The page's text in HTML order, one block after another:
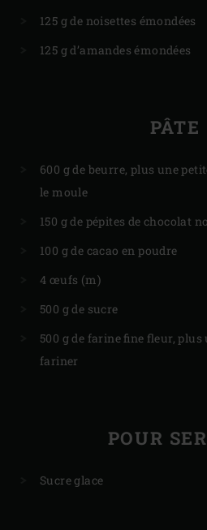
125 g de noisettes émondées
125 g d’amandes émondées
PÂTE
600 g de beurre, plus une
le moule
150 g de pépites de chocolat
100 g de cacao en poudre
4 œufs (m)
500 g de sucre
500 g de farine fine fleur,
fariner
POUR
Sucre glace